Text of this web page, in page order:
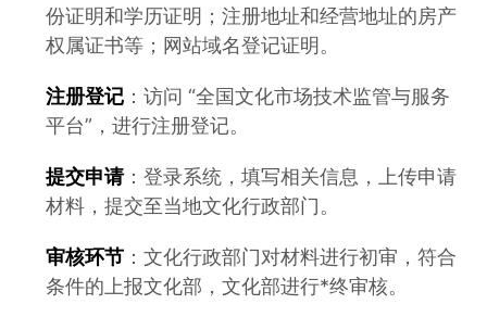
份证明和学历证明；注册地址和经营地址的房产
权属证书等；网站域名登记证明。
注册登记 ：访问 “全国文化市场技术监管与服务
平台”，进行注册登记。
提交申请：登录系统，填写相关信息，上传申请
材料，提交至当地文化行政部门。
审核环节 ：文化行政部门对材料进行初审，符合
条件的上报文化部，文化部进行*终审核。